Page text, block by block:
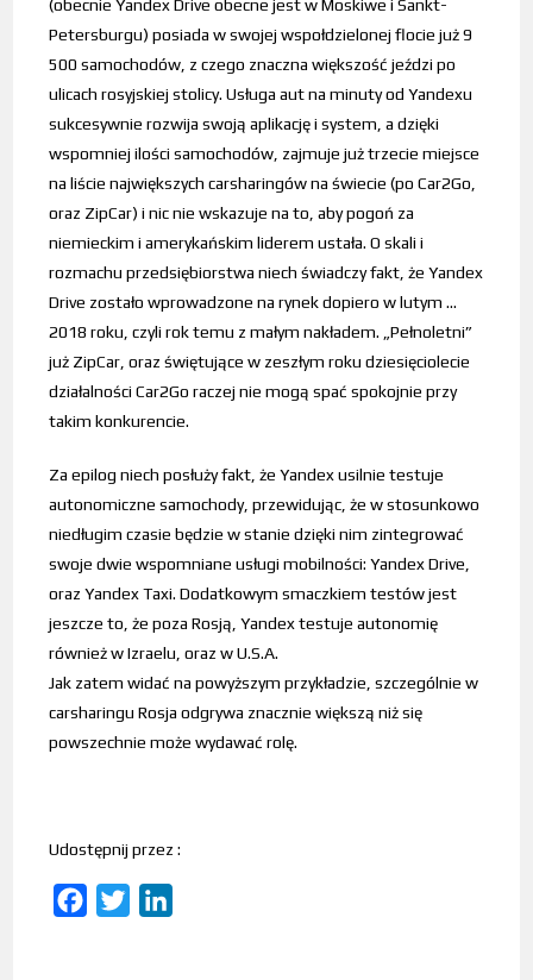
(obecnie Yandex Drive obecne jest w Moskiwe i Sankt-
Petersburgu) posiada w swojej wspołdzielonej flocie już 9
500 samochodów, z czego znaczna większość jeździ po
ulicach rosyjskiej stolicy. Usługa aut na minuty od Yandexu
sukcesywnie rozwija swoją aplikację i system, a dzięki
wspomniej ilości samochodów, zajmuje już trzecie miejsce
na liście największych carsharingów na świecie (po Car2Go,
oraz ZipCar) i nic nie wskazuje na to, aby pogoń za
niemieckim i amerykańskim liderem ustała. O skali i
rozmachu przedsiębiorstwa niech świadczy fakt, że Yandex
Drive zostało wprowadzone na rynek dopiero w lutym …
2018 roku, czyli rok temu z małym nakładem. „Pełnoletni”
już ZipCar, oraz świętujące w zeszłym roku dziesięciolecie
działalności Car2Go raczej nie mogą spać spokojnie przy
takim konkurencie.
Za epilog niech posłuży fakt, że Yandex usilnie testuje
autonomiczne samochody, przewidując, że w stosunkowo
niedługim czasie będzie w stanie dzięki nim zintegrować
swoje dwie wspomniane usługi mobilności: Yandex Drive,
oraz Yandex Taxi. Dodatkowym smaczkiem testów jest
jeszcze to, że poza Rosją, Yandex testuje autonomię
również w Izraelu, oraz w U.S.A.
Jak zatem widać na powyższym przykładzie, szczególnie w
carsharingu Rosja odgrywa znacznie większą niż się
powszechnie może wydawać rolę.
Udostępnij przez :